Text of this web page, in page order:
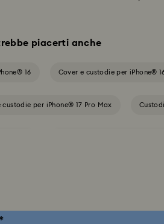
piacerti anche
16 Cover e custodie per iPhone®
custodie per iPhone® 17 Pro Max